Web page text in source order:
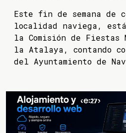
Este fin de semana de
localidad naviega,
la Comisión de Fiestas
la Atalaya, contando
del Ayuntamiento de